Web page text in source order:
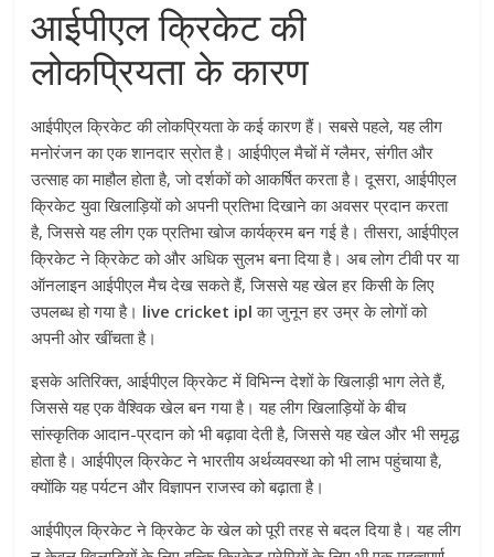
आईपीएल क्रिकेट की
लोकप्रियता के कारण
आईपीएल क्रिकेट की लोकप्रियता के कई कारण हैं। सबसे पहले, यह लीग
मनोरंजन का एक शानदार स्रोत है। आईपीएल मैचों में ग्लैमर, संगीत और
उत्साह का माहौल होता है, जो दर्शकों को आकर्षित करता है। दूसरा, आईपीएल
क्रिकेट युवा खिलाड़ियों को अपनी प्रतिभा दिखाने का अवसर प्रदान करता
है, जिससे यह लीग एक प्रतिभा खोज कार्यक्रम बन गई है। तीसरा, आईपीएल
क्रिकेट ने क्रिकेट को और अधिक सुलभ बना दिया है। अब लोग टीवी पर या
ऑनलाइन आईपीएल मैच देख सकते हैं, जिससे यह खेल हर किसी के लिए
उपलब्ध हो गया है। live cricket ipl का जुनून हर उम्र के लोगों को
अपनी ओर खींचता है।
इसके अतिरिक्त, आईपीएल क्रिकेट में विभिन्न देशों के खिलाड़ी भाग लेते हैं,
जिससे यह एक वैश्विक खेल बन गया है। यह लीग खिलाड़ियों के बीच
सांस्कृतिक आदान-प्रदान को भी बढ़ावा देती है, जिससे यह खेल और भी समृद्ध
होता है। आईपीएल क्रिकेट ने भारतीय अर्थव्यवस्था को भी लाभ पहुंचाया है,
क्योंकि यह पर्यटन और विज्ञापन राजस्व को बढ़ाता है।
आईपीएल क्रिकेट ने क्रिकेट के खेल को पूरी तरह से बदल दिया है। यह लीग